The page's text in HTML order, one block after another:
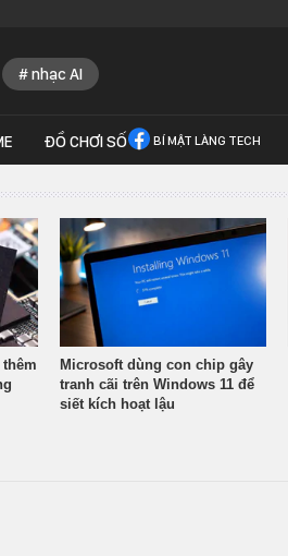
nhạc AI
ĐỒ CHƠI SỐ BÍ MẬT LÀNG TECH
Microsoft dùng con chip gây
tranh cãi trên Windows 11 để
siết kích hoạt lậu